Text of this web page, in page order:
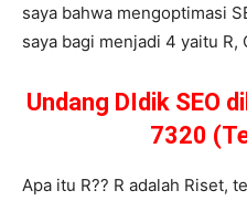
saya bahwa mengoptimasi
saya bagi menjadi 4 yaitu R,
Undang DIdik SEO
7320
Apa itu R?? R adalah Riset,